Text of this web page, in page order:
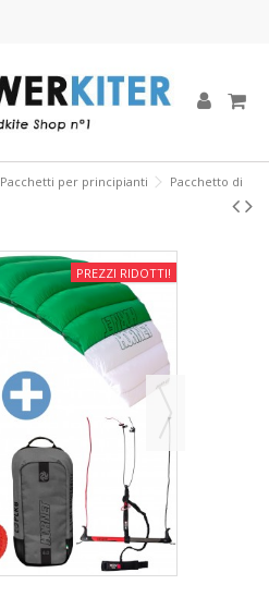
Pacchetti per principianti
Pacchetto di
PREZZI RIDOTTI!